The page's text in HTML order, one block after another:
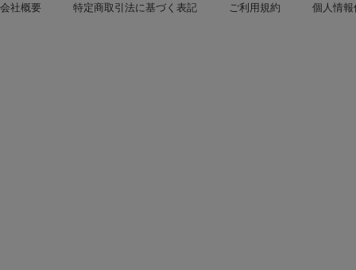
会社概要 特定商取引法に基づく表記 ご利用規約 個人情